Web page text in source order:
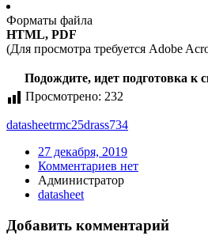
Форматы файла
HTML, PDF
(Для просмотра требуется Adobe
Подождите, идет подготовка к
Просмотрено: 232
datasheetrmc25drass734
27 декабря, 2019
Комментариев нет
Администратор
datasheet
Добавить комментарий